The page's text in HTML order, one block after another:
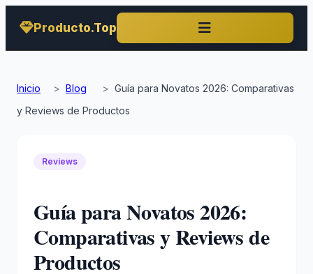
Producto.Top
Inicio > Blog > Guía para Novatos 2026: Comparativas
y Reviews de Productos
Reviews
Guía para Novatos 2026:
Comparativas y Reviews de
Productos